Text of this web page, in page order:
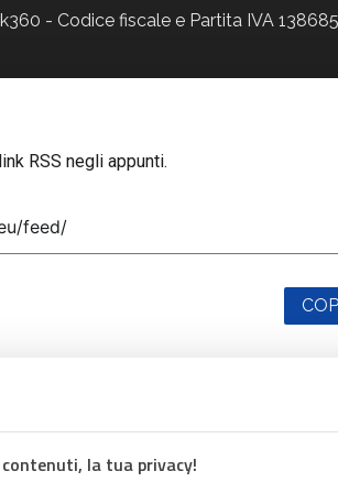
la tua privacy!
- Codice fiscale e Partita IVA
RSS negli appunti.